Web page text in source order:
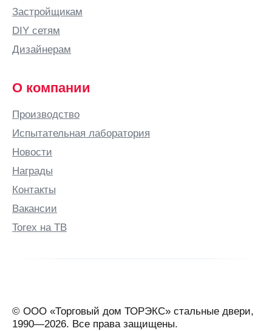
Застройщикам
DIY сетям
Дизайнерам
О компании
Производство
Испытательная лаборатория
Новости
Награды
Контакты
Вакансии
Torex на ТВ
© ООО «Торговый дом ТОРЭКС» стальные двери,
1990—2026. Все права защищены.